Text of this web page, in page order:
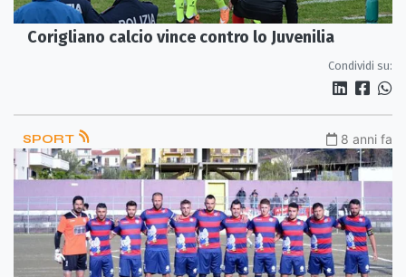
Corigliano calcio vince contro lo Juvenilia
Condividi su:
SPORT 8 anni fa